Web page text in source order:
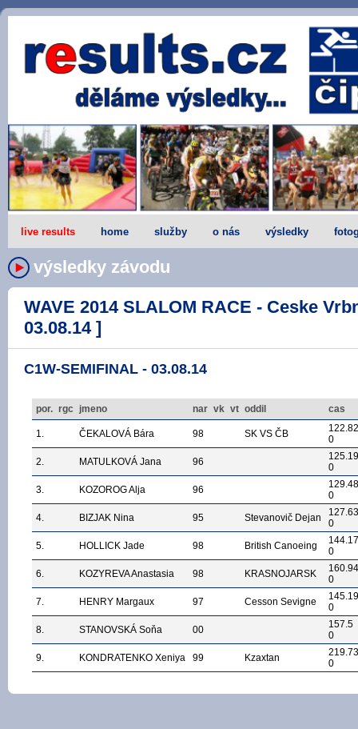
live results home služby o nás výsledky
výsledky závodu
WAVE 2014 SLALOM RACE - Ceske
03.08.14 ]
C1W-SEMIFINAL - 03.08.14
por. rgc jmeno nar vk vt oddil cas
1. ČEKALOVÁ Bára 98 SK VS ČB
122.82
0
2.
MATULKOVÁ Jana 96
125.19
0
3.
KOZOROG Alja 96
129.48
0
4.
BIZJAK Nina 95 Stevanovič Dejan
127.63
0
5.
HOLLICK Jade 98 British Canoeing
144.17
0
6.
KOZYREVA Anastasia 98 KRASNOJARSK
160.94
0
7.
HENRY Margaux 97 Cesson Sevigne
145.19
0
8.
STANOVSKÁ Soňa 00
157.5
0
9.
KONDRATENKO Xeniya 99 Kzaxtan
219.73
0